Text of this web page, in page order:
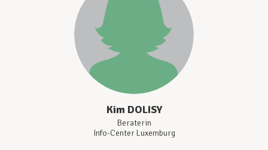
Kim DOLISY
Beraterin
Info-Center Luxemburg